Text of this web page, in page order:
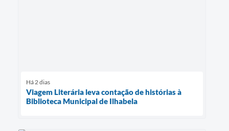
Há 2 dias
Viagem Literária leva contação de histórias à
Biblioteca Municipal de Ilhabela